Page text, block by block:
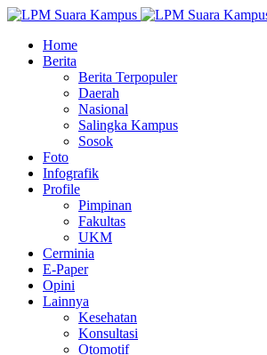
Home
Berita
Berita Terpopuler
Daerah
Nasional
Salingka Kampus
Sosok
Foto
Infografik
Profile
Pimpinan
Fakultas
UKM
Cerminia
E-Paper
Opini
Lainnya
Kesehatan
Konsultasi
Otomotif